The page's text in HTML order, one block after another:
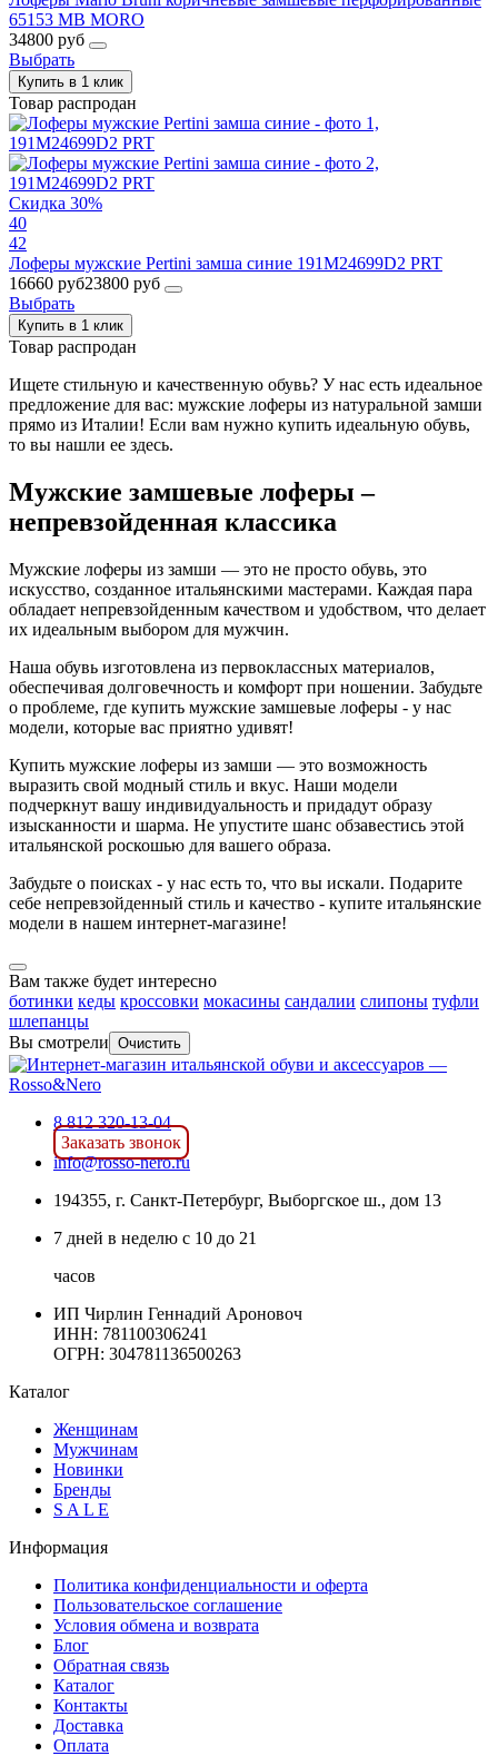
65153 MB MORO
34800 руб
Выбрать
Купить в 1 клик
Товар распродан
Скидка 30%
40
42
Лоферы мужские Pertini замша синие 191M24699D2 PRT
16660 руб23800 руб
Выбрать
Купить в 1 клик
Товар распродан
Ищете стильную и качественную обувь? У нас есть идеальное
предложение для вас: мужские лоферы из натуральной замши
прямо из Италии! Если вам нужно купить идеальную обувь,
то вы нашли ее здесь.
Мужские замшевые лоферы –
непревзойденная классика
Мужские лоферы из замши — это не просто обувь, это
искусство, созданное итальянскими мастерами. Каждая пара
обладает непревзойденным качеством и удобством, что делает
их идеальным выбором для мужчин.
Наша обувь изготовлена из первоклассных материалов,
обеспечивая долговечность и комфорт при ношении. Забудьте
о проблеме, где купить мужские замшевые лоферы - у нас
модели, которые вас приятно удивят!
Купить мужские лоферы из замши — это возможность
выразить свой модный стиль и вкус. Наши модели
подчеркнут вашу индивидуальность и придадут образу
изысканности и шарма. Не упустите шанс обзавестись этой
итальянской роскошью для вашего образа.
Забудьте о поисках - у нас есть то, что вы искали. Подарите
себе непревзойденный стиль и качество - купите итальянские
модели в нашем интернет-магазине!
Вам также будет интересно
ботинки кеды кроссовки мокасины сандалии слипоны туфли
шлепанцы
Вы смотрели Очистить
8 812 320-13-04
Заказать звонок
info@rosso-nero.ru
194355, г. Санкт-Петербург, Выборгское ш., дом 13
7 дней в неделю с 10 до 21
часов
ИП Чирлин Геннадий Ароновоч
ИНН: 781100306241
ОГРН: 304781136500263
Каталог
Женщинам
Мужчинам
Новинки
Бренды
S A L E
Информация
Политика конфиденциальности и оферта
Пользовательское соглашение
Условия обмена и возврата
Блог
Обратная связь
Каталог
Контакты
Доставка
Оплата